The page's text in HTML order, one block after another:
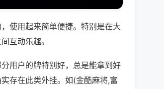
使用起来简单便捷。特别是在大
互动乐趣。
用户的牌特别好，总是能拿到好
存在此类外挂。如(金酷麻将,富